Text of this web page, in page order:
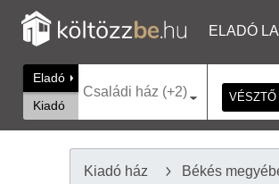
ELADÓ
Eladó
Kiadó
Családi ház (+2) VÉSZTŐ
Kiadó ház Békés